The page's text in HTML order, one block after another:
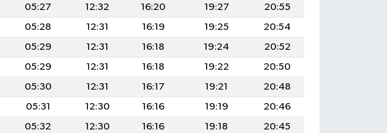
05:27 12:32 16:20 19:27
20:55
05:28 12:31 16:19 19:25
20:54
05:29 12:31 16:18 19:24
20:52
05:29 12:31 16:18 19:22
20:50
05:30 12:31 16:17 19:21
20:48
05:31 12:30 16:16 19:19
20:46
05:32 12:30 16:16 19:18
20:45